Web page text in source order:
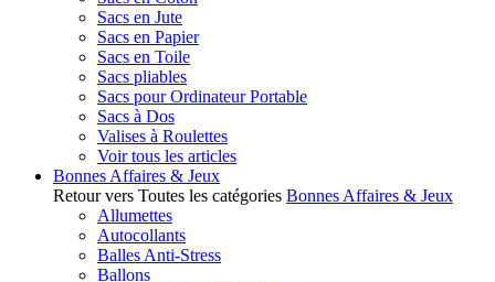
Sacs en Jute
Sacs en Papier
Sacs en Toile
Sacs pliables
Sacs pour Ordinateur Portable
Sacs à Dos
Valises à Roulettes
Voir tous les articles
Bonnes Affaires & Jeux
Retour vers Toutes les catégories Bonnes Affaires & Jeux
Allumettes
Autocollants
Balles Anti-Stress
Ballons